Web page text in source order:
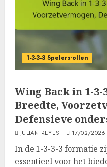
1-3-3-3 Spelersrollen
Wing Back in 1-3-
Breedte,
Defensieve
JULIAN REYES 17/02/2026
In de 1-3-3-3 formatie
essentieel voor het